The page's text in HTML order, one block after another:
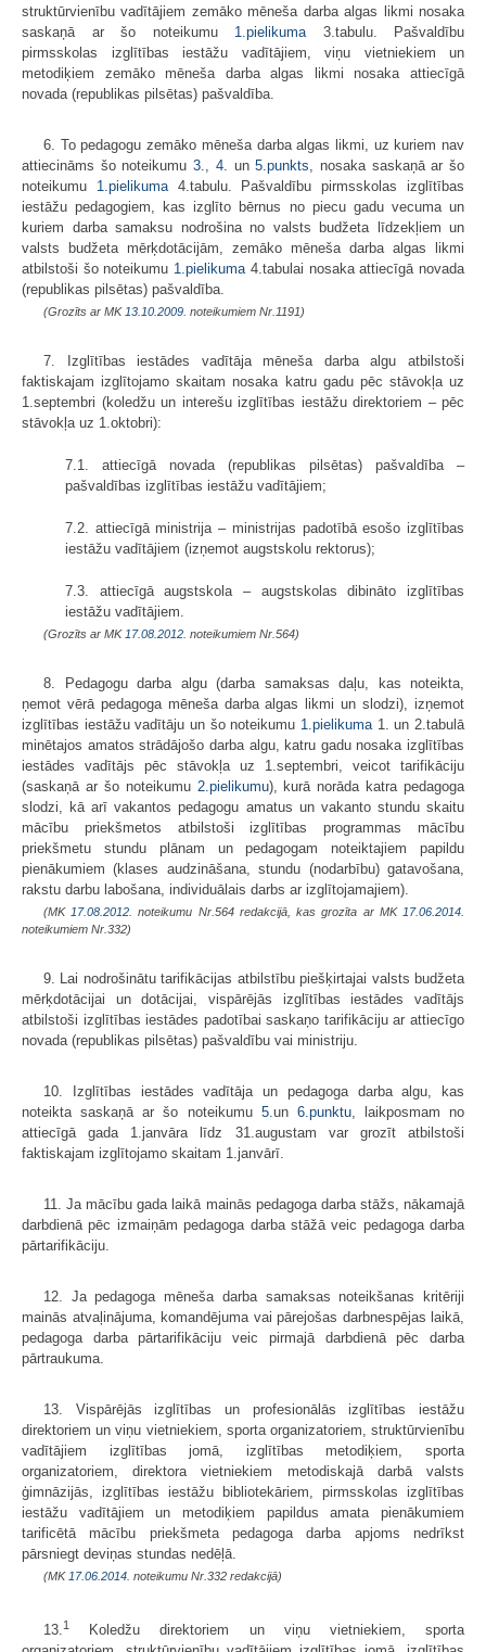
struktūrvienību vadītājiem zemāko mēneša darba algas likmi nosaka
saskaņā ar šo noteikumu 1.pielikuma 3.tabulu. Pašvaldību
pirmsskolas izglītības iestāžu vadītājiem, viņu vietniekiem un
metodiķiem zemāko mēneša darba algas likmi nosaka attiecīgā
novada (republikas pilsētas) pašvaldība.
6. To pedagogu zemāko mēneša darba algas likmi, uz kuriem nav
attiecināms šo noteikumu3. 4. un5.punkts , nosaka saskaņā ar šo
noteikumu 1.pielikuma4.tabulu. Pašvaldību pirmsskolas izglītības
iestāžu pedagogiem, kas izglīto bērnus no piecu gadu vecuma un
kuriem darba samaksu nodrošina no valsts budžeta līdzekļiem un
valsts budžeta mērķdotācijām, zemāko mēneša darba algas likmi
atbilstoši šo noteikumu 1.pielikuma 4.tabulai nosaka attiecīgā novada
(republikas pilsētas) pašvaldība.
(Grozīts ar MK 13.10.2009. noteikumiem Nr.1191)
7. Izglītības iestādes vadītāja mēneša darba algu atbilstoši
faktiskajam izglītojamo skaitam nosaka katru gadu pēc stāvokļa uz
1.septembri (koledžu un interešu izglītības iestāžu direktoriem – pēc
stāvokļa uz 1.oktobri):
7.1. attiecīgā novada (republikas pilsētas) pašvaldība –
pašvaldības izglītības iestāžu vadītājiem;
7.2. attiecīgā ministrija – ministrijas padotībā esošo izglītības
iestāžu vadītājiem (izņemot augstskolu rektorus);
7.3. attiecīgā augstskola – augstskolas dibināto izglītības
iestāžu vadītājiem.
(Grozīts ar MK 17.08.2012. noteikumiem Nr.564)
8. Pedagogu darba algu (darba samaksas daļu, kas noteikta,
ņemot vērā pedagoga mēneša darba algas likmi un slodzi), izņemot
izglītības iestāžu vadītāju un šo noteikumu 1.pielikuma 1. un 2.tabulā
minētajos amatos strādājošo darba algu, katru gadu nosaka izglītības
iestādes vadītājs pēc stāvokļa uz 1.septembri, veicot tarifikāciju
(saskaņā ar šo noteikumu 2.pielikumu), kurā norāda katra pedagoga
slodzi, kā arī vakantos pedagogu amatus un vakanto stundu skaitu
mācību priekšmetos atbilstoši izglītības programmas mācību
priekšmetu stundu plānam un pedagogam noteiktajiem papildu
pienākumiem (klases audzināšana, stundu (nodarbību) gatavošana,
rakstu darbu labošana, individuālais darbs ar izglītojamajiem).
(MK 17.08.2012. noteikumu Nr.564 redakcijā, kas grozīta ar MK 17.06.2014.
noteikumiem Nr.332)
9. Lai nodrošinātu tarifikācijas atbilstību piešķirtajai valsts budžeta
mērķdotācijai un dotācijai, vispārējās izglītības iestādes vadītājs
atbilstoši izglītības iestādes padotībai saskaņo tarifikāciju ar attiecīgo
novada (republikas pilsētas) pašvaldību vai ministriju.
10. Izglītības iestādes vadītāja un pedagoga darba algu, kas
noteikta saskaņā ar šo noteikumu 5. un 6.punktu, laikposmam no
attiecīgā gada 1.janvāra līdz 31.augustam var grozīt atbilstoši
faktiskajam izglītojamo skaitam 1.janvārī.
11. Ja mācību gada laikā mainās pedagoga darba stāžs, nākamajā
darb­dienā pēc izmaiņām pedagoga darba stāžā veic pedagoga darba
pārtarifikāciju.
12. Ja pedagoga mēneša darba samaksas noteikšanas kritēriji
mainās atvaļinājuma, komandējuma vai pārejošas darbnespējas laikā,
pedagoga darba pārtarifikāciju veic pirmajā darbdienā pēc darba
pārtraukuma.
13. Vispārējās izglītības un profesionālās izglītības iestāžu
direktoriem un viņu vietniekiem, sporta organizatoriem, struktūrvienību
vadītājiem izglītības jomā, izglītības metodiķiem, sporta
organizatoriem, direktora vietniekiem metodiskajā darbā valsts
ģimnāzijās, izglītības iestāžu bibliotekāriem, pirmsskolas izglītības
iestāžu vadītājiem un metodiķiem papildus amata pienākumiem
tarificētā mācību priekšmeta pedagoga darba apjoms nedrīkst
pārsniegt deviņas stundas nedēļā.
(MK 17.06.2014. noteikumu Nr.332 redakcijā)
13. 1
Koledžu direktoriem un viņu vietniekiem, sporta